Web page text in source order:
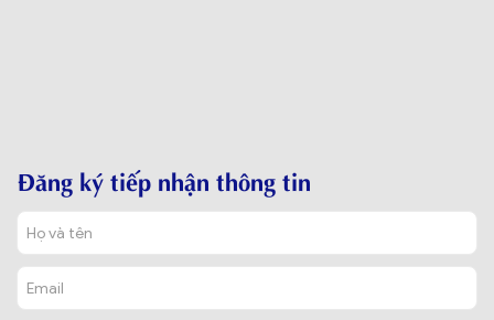
Đăng ký tiếp nhận thông tin